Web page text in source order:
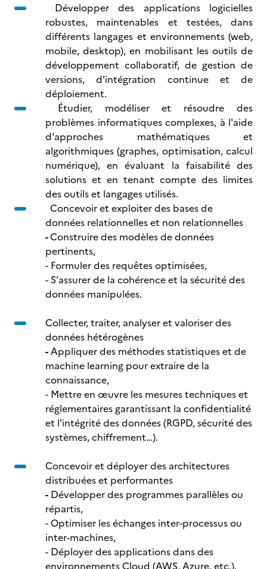
Développer des applications logicielles
robustes, maintenables et testées, dans
différents langages et environnements (web,
mobile, desktop), en mobilisant les outils de
développement collaboratif, de gestion de
versions, d'intégration continue et de
déploiement.
Étudier, modéliser et résoudre des
problèmes informatiques complexes, à l'aide
d'approches mathématiques et
algorithmiques (graphes, optimisation, calcul
numérique), en évaluant la faisabilité des
solutions et en tenant compte des limites
des outils et langages utilisés.
Concevoir et exploiter des bases de
données relationnelles et non relationnelles
-Construire des modèles de données
pertinents,
- Formuler des requêtes optimisées,
- S'assurer de la cohérence et la sécurité des
données manipulées.
Collecter, traiter, analyser et valoriser des
données hétérogènes
-Appliquer des méthodes statistiques et de
machine learning pour extraire de la
connaissance,
- Mettre en œuvre les mesures techniques et
réglementaires garantissant la confidentialité
et l'intégrité des données (RGPD, sécurité des
systèmes, chiffrement…).
Concevoir et déployer des architectures
distribuées et performantes
- Développer des programmes parallèles ou
répartis,
- Optimiser les échanges inter-processus ou
inter-machines,
- Déployer des applications dans des
environnements Cloud (AWS, Azure, etc.).